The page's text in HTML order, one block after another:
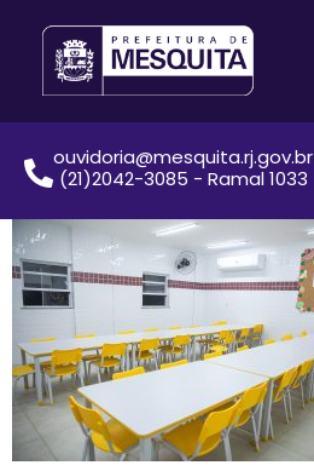
ouvidoria@mesquita.rj.gov.br
(21)2042-3085 - Ramal 1033